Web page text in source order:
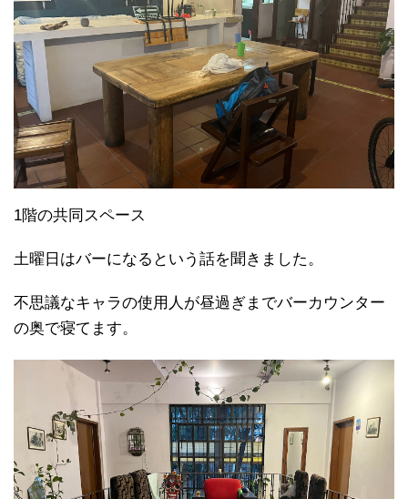
1階の共同スペース
土曜日はバーになるという話を聞きました。
不思議なキャラの使用人が昼過ぎまでバーカウンター
の奥で寝てます。